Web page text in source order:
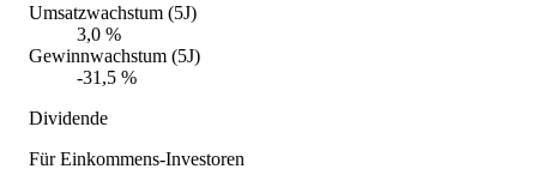
Umsatzwachstum (5J)
3,0 %
Gewinnwachstum (5J)
-31,5 %
Dividende
Für Einkommens-Investoren